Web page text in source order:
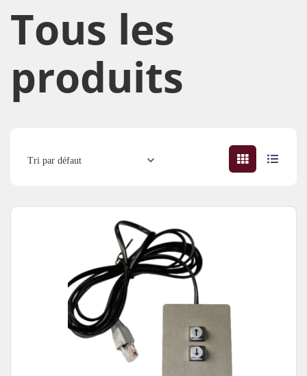
Tous les
produits